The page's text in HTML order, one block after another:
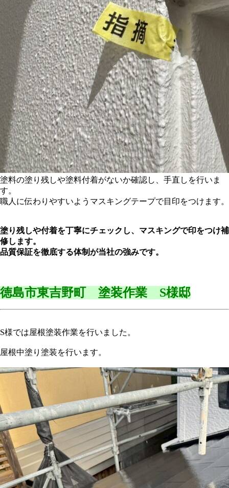
塗料の塗り残しや塗料付着がないか確認し、手直しを行いま
す。
職人に伝わりやすいようマスキングテープで目印をつけます。
塗り残しや付着を丁寧にチェックし、マスキングで印をつけ補
修します。
品質保証を徹底する体制が当社の強みです。
徳島市東吉野町 塗装作業 S様邸
S様では屋根塗装作業を行いました。
屋根中塗り塗装を行います。